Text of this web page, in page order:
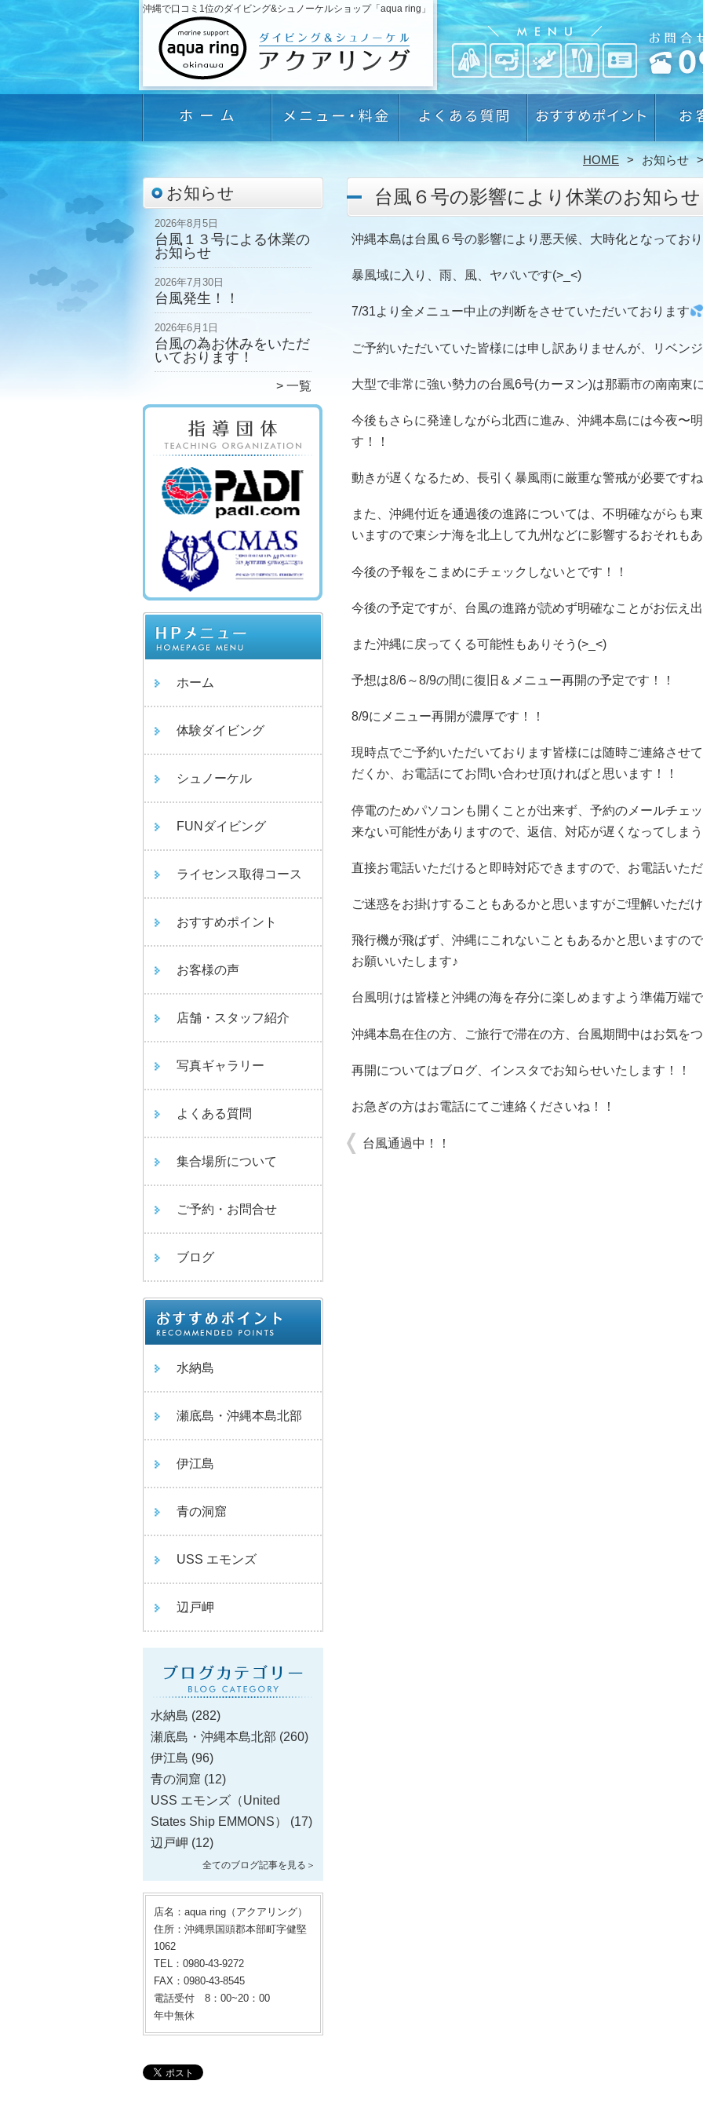
沖縄で口コミ1位のダイビング&シュノーケルショップ「aqua ring」
HOME お知らせ
お知らせ
2026年8月5日
台風１３号による休業の
お知らせ
2026年7月30日
台風発生！！
2026年6月1日
台風の為お休みをいただ
いております！
一覧
ホーム
体験ダイビング
シュノーケル
FUNダイビング
ライセンス取得コース
おすすめポイント
お客様の声
店舗・スタッフ紹介
写真ギャラリー
よくある質問
集合場所について
ご予約・お問合せ
ブログ
水納島
瀬底島・沖縄本島北部
伊江島
青の洞窟
USS エモンズ
辺戸岬
水納島 (282)
瀬底島・沖縄本島北部 (260)
伊江島 (96)
青の洞窟 (12)
USS エモンズ（United
States Ship EMMONS）
(17)
辺戸岬 (12)
全てのブログ記事を見る＞
店名：aqua ring（アクアリング）
住所：沖縄県国頭郡本部町字健堅
1062
TEL：0980-43-9272
FAX：0980-43-8545
電話受付 8：00~20：00
年中無休
台風６号の影響により休業のお知らせ
沖縄本島は台風６号の影響により悪天候、大時化となっており
暴風域に入り、雨、風、ヤバいです(>_<)
7/31より全メニュー中止の判断をさせていただいております
ご予約いただいていた皆様には申し訳ありませんが、リベン
大型で非常に強い勢力の台風6号(カーヌン)は那覇市の南南東
今後もさらに発達しながら北西に進み、沖縄本島には今夜〜
す！！
動きが遅くなるため、長引く暴風雨に厳重な警戒が必要ですね
また、沖縄付近を通過後の進路については、不明確ながらも
いますので東シナ海を北上して九州などに影響するおそれも
今後の予報をこまめにチェックしないとです！！
今後の予定ですが、台風の進路が読めず明確なことがお伝え
また沖縄に戻ってくる可能性もありそう(>_<)
予想は8/6～8/9の間に復旧＆メニュー再開の予定です！！
8/9にメニュー再開が濃厚です！！
現時点でご予約いただいております皆様には随時ご連絡させ
だくか、お電話にてお問い合わせ頂ければと思います！！
停電のためパソコンも開くことが出来ず、予約のメールチェ
来ない可能性がありますので、返信、対応が遅くなってしま
直接お電話いただけると即時対応できますので、お電話いた
ご迷惑をお掛けすることもあるかと思いますがご理解いただ
飛行機が飛ばず、沖縄にこれないこともあるかと思いますの
お願いいたします♪
台風明けは皆様と沖縄の海を存分に楽しめますよう準備万端
沖縄本島在住の方、ご旅行で滞在の方、台風期間中はお気を
再開についてはブログ、インスタでお知らせいたします！！
お急ぎの方はお電話にてご連絡くださいね！！
台風通過中！！